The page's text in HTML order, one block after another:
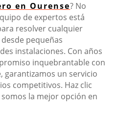
en Ourense? No
de expertos está
resolver cualquier
pequeñas
instalaciones. Con años
inquebrantable con
garantizamos un servicio
competitivos. Haz clic
la mejor opción en